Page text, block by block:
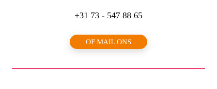
+31 73 - 547 88 65
OF MAIL ONS